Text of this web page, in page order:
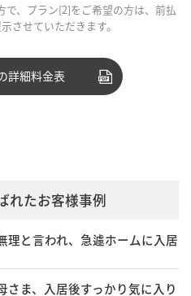
、プラン[2]をご希望の方は、前払
させていただきます。
詳細料金表
れたお客様事例
理と言われ、急遽ホームに入居
さま、入居後すっかり気に入り